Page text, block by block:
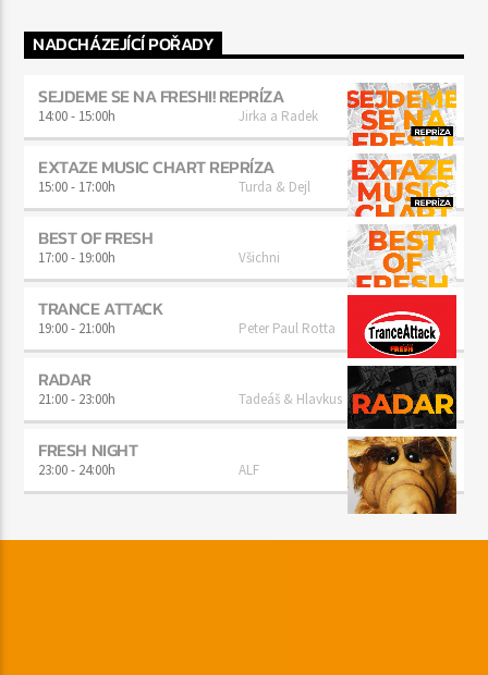
NADCHÁZEJÍCÍ POŘADY
SEJDEME SE NA FRESHI! REPRÍZA
14:00- 15:00h Jirka a Radek
EXTAZE MUSIC CHART REPRÍZA
15:00- 17:00h Turda & Dejl
BEST OF FRESH
17:00- 19:00h Všichni
TRANCE ATTACK
19:00- 21:00h Peter Paul Rotta
RADAR
21:00- 23:00h Tadeáš & Hlavkus
FRESH NIGHT
23:00- 24:00h ALF